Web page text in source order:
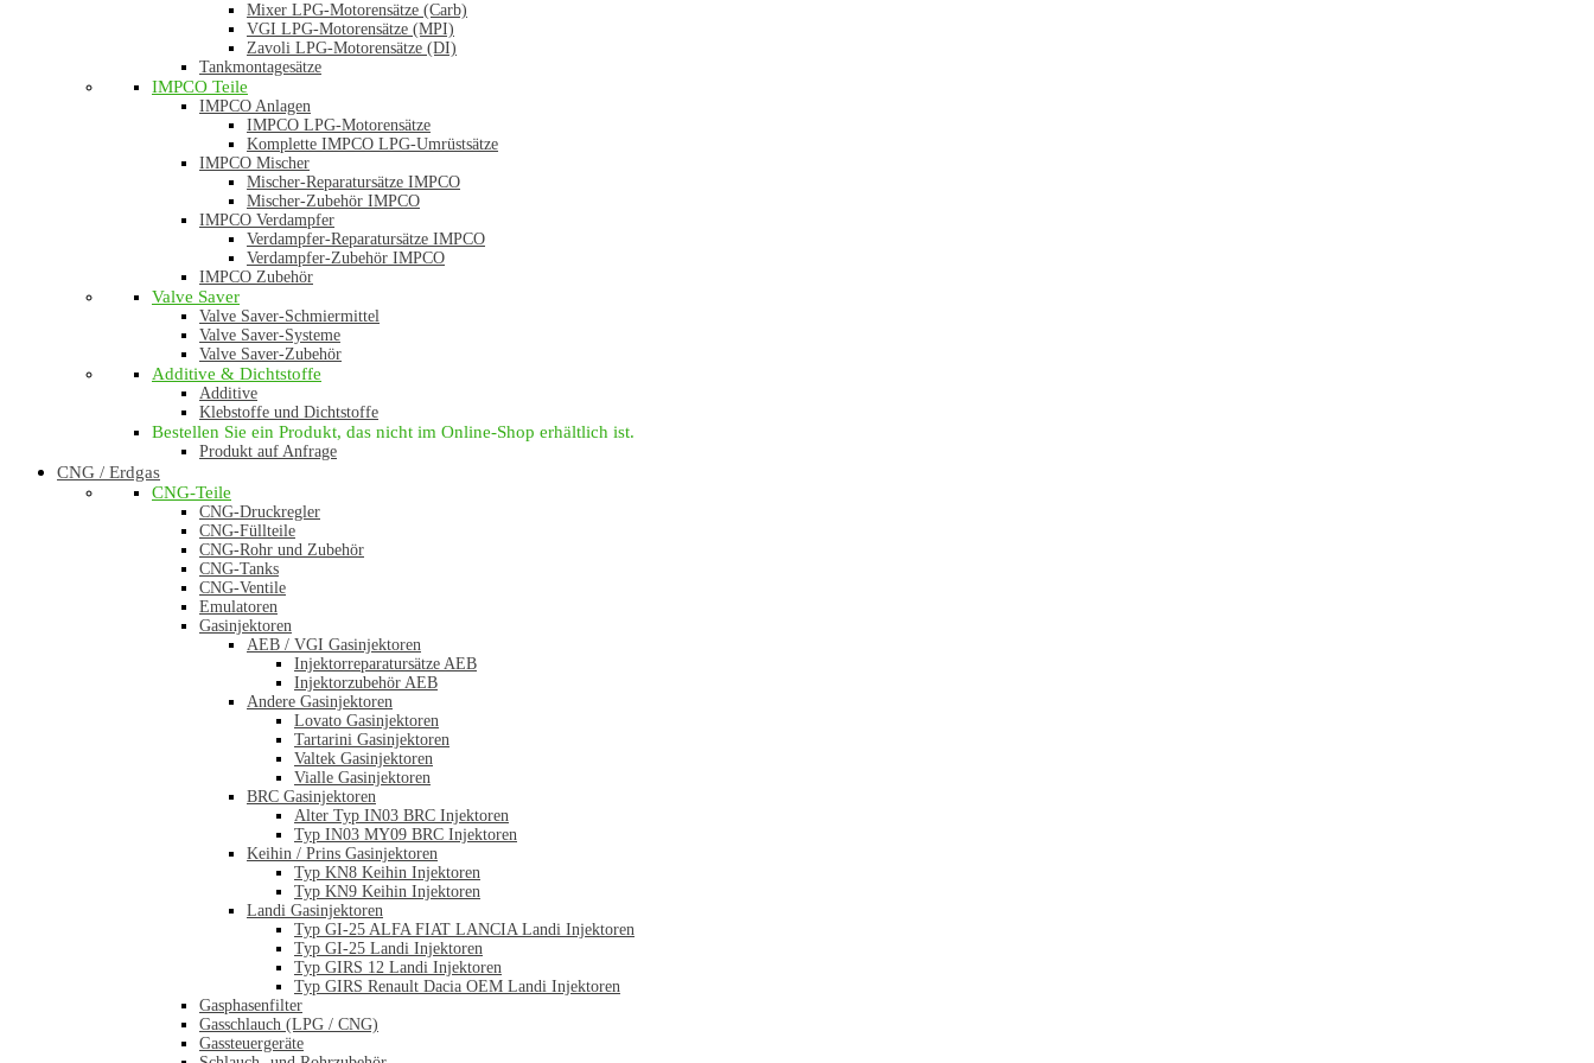
Mixer LPG-Motorensätze (Carb)
VGI LPG-Motorensätze (MPI)
Zavoli LPG-Motorensätze (DI)
Tankmontagesätze
IMPCO Teile
IMPCO Anlagen
IMPCO LPG-Motorensätze
Komplette IMPCO LPG-Umrüstsätze
IMPCO Mischer
Mischer-Reparatursätze IMPCO
Mischer-Zubehör IMPCO
IMPCO Verdampfer
Verdampfer-Reparatursätze IMPCO
Verdampfer-Zubehör IMPCO
IMPCO Zubehör
Valve Saver
Valve Saver-Schmiermittel
Valve Saver-Systeme
Valve Saver-Zubehör
Additive & Dichtstoffe
Additive
Klebstoffe und Dichtstoffe
Bestellen Sie ein Produkt, das nicht im Online-Shop erhältlich ist.
Produkt auf Anfrage
CNG / Erdgas
CNG-Teile
CNG-Druckregler
CNG-Füllteile
CNG-Rohr und Zubehör
CNG-Tanks
CNG-Ventile
Emulatoren
Gasinjektoren
AEB / VGI Gasinjektoren
Injektorreparatursätze AEB
Injektorzubehör AEB
Andere Gasinjektoren
Lovato Gasinjektoren
Tartarini Gasinjektoren
Valtek Gasinjektoren
Vialle Gasinjektoren
BRC Gasinjektoren
Alter Typ IN03 BRC Injektoren
Typ IN03 MY09 BRC Injektoren
Keihin / Prins Gasinjektoren
Typ KN8 Keihin Injektoren
Typ KN9 Keihin Injektoren
Landi Gasinjektoren
Typ GI-25 ALFA FIAT LANCIA Landi Injektoren
Typ GI-25 Landi Injektoren
Typ GIRS 12 Landi Injektoren
Typ GIRS Renault Dacia OEM Landi Injektoren
Gasphasenfilter
Gasschlauch (LPG / CNG)
Gassteuergeräte